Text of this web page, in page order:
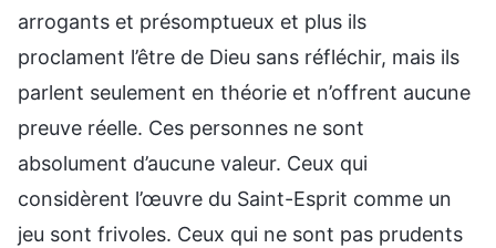
arrogants et présomptueux et plus ils
proclament l’être de Dieu sans réfléchir, mais ils
parlent seulement en théorie et n’offrent aucune
preuve réelle. Ces personnes ne sont
absolument d’aucune valeur. Ceux qui
considèrent l’œuvre du Saint-Esprit comme un
jeu sont frivoles. Ceux qui ne sont pas prudents